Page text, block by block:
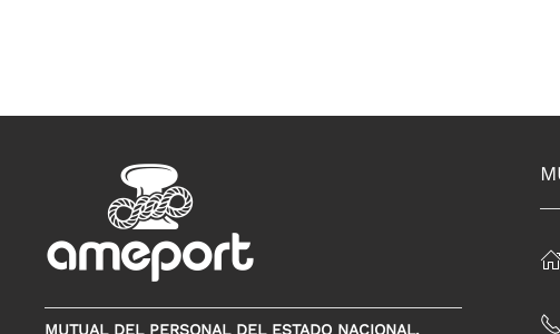
MUTUAL DEL PERSONAL DEL ESTADO NACIONAL,